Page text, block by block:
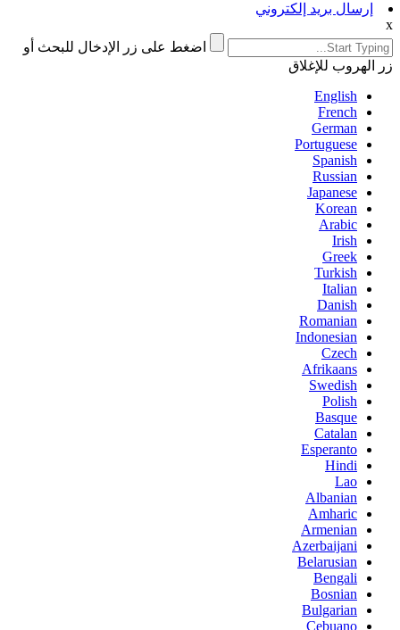
إرسال بريد إلكتروني
x
اضغط على زر الإدخال للبحث أو
زر الهروب للإغلاق
English
French
German
Portuguese
Spanish
Russian
Japanese
Korean
Arabic
Irish
Greek
Turkish
Italian
Danish
Romanian
Indonesian
Czech
Afrikaans
Swedish
Polish
Basque
Catalan
Esperanto
Hindi
Lao
Albanian
Amharic
Armenian
Azerbaijani
Belarusian
Bengali
Bosnian
Bulgarian
Cebuano